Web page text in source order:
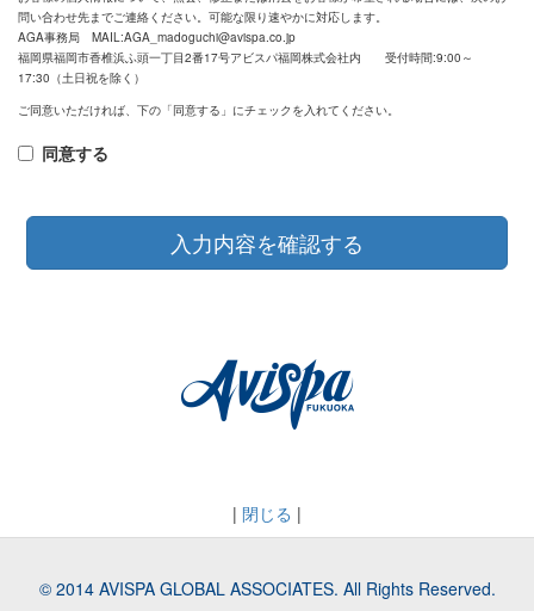
問い合わせ先までご連絡ください。可能な限り速やかに対応します。
AGA事務局 MAIL:AGA_madoguchi@avispa.co.jp
福岡県福岡市香椎浜ふ頭一丁目2番17号アビスパ福岡株式会社内 受付時間:9:00～
17:30（土日祝を除く）
ご同意いただければ、下の「同意する」にチェックを入れてください。
同意する
入力内容を確認する
| 閉じる |
© 2014 AVISPA GLOBAL ASSOCIATES. All Rights Reserved.